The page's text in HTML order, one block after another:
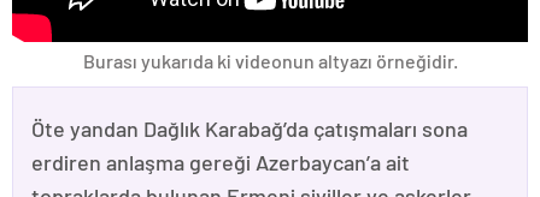
Burası yukarıda ki videonun altyazı örneğidir.
Öte yandan Dağlık Karabağ’da çatışmaları sona
erdiren anlaşma gereği Azerbaycan’a ait